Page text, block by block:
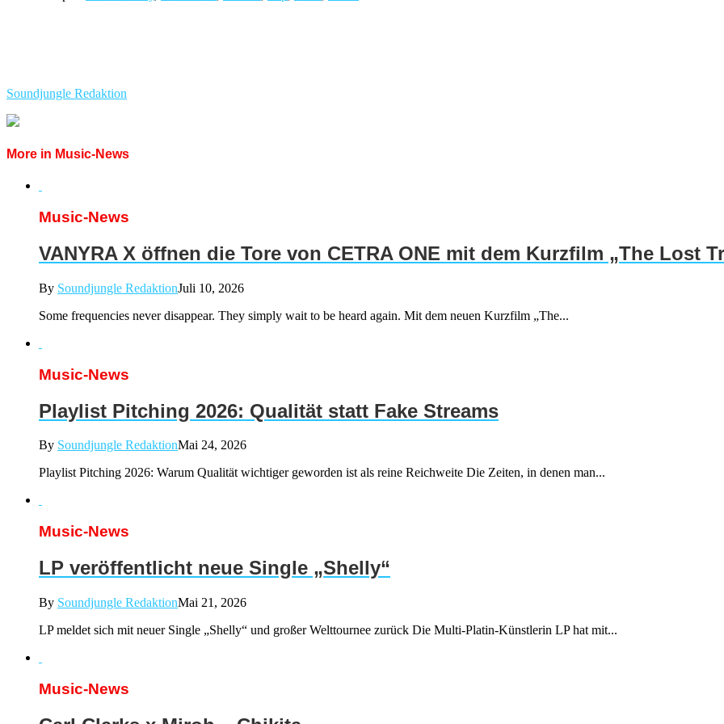
Soundjungle Redaktion
More in Music-News
Music-News
VANYRA X öffnen die Tore von CETRA ONE mit dem Kurzfilm „The Lost
By Soundjungle RedaktionJuli 10, 2026
Some frequencies never disappear. They simply wait to be heard again. Mit dem neuen Kurzfilm „The...
Music-News
Playlist Pitching 2026: Qualität statt Fake Streams
By Soundjungle RedaktionMai 24, 2026
Playlist Pitching 2026: Warum Qualität wichtiger geworden ist als reine Reichweite Die Zeiten, in denen man...
Music-News
LP veröffentlicht neue Single „Shelly“
By Soundjungle RedaktionMai 21, 2026
LP meldet sich mit neuer Single „Shelly“ und großer Welttournee zurück Die Multi-Platin-Künstlerin LP hat mit...
Music-News